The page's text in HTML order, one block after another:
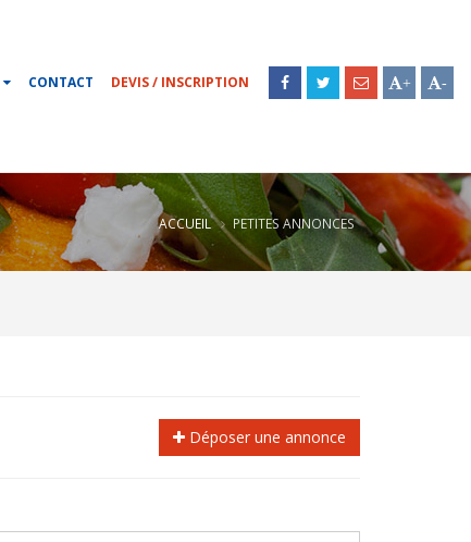
+ -
CONTACT DEVIS / INSCRIPTION
ACCUEIL PETITES ANNONCES
Déposer une annonce